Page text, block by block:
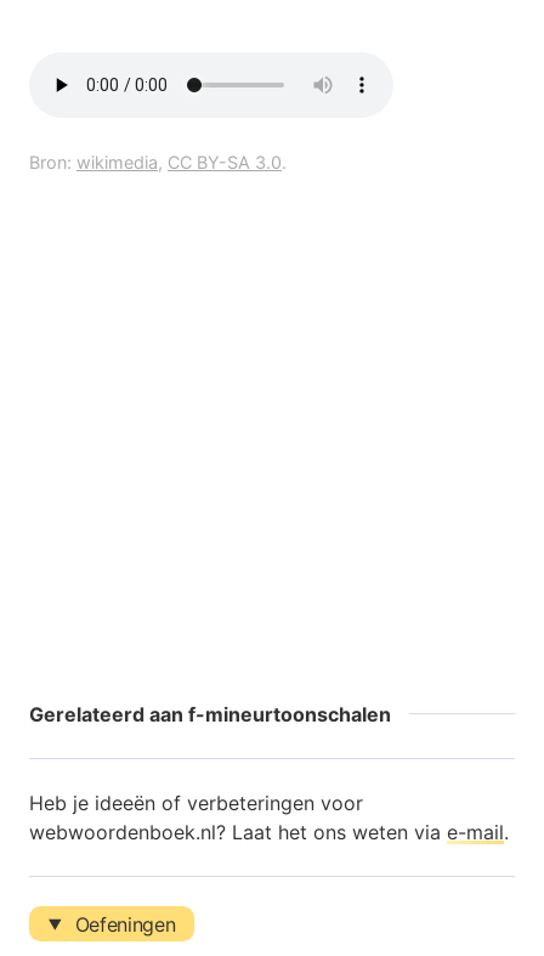
Bron: wikimedia, CC BY-SA 3.0.
Gerelateerd aan f-mineurtoonschalen
Heb je ideeën of verbeteringen voor
webwoordenboek.nl? Laat het ons weten via e-mail.
Oefeningen